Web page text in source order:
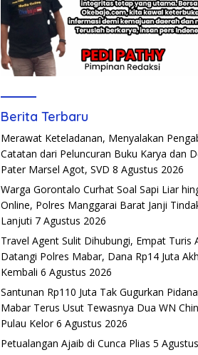
Berita Terbaru
Merawat Keteladanan, Menyalakan
Catatan dari Peluncuran Buku Karya dan
Pater Marsel Agot, SVD 8 Agustus 2026
Warga Gorontalo Curhat Soal Sapi Liar
Online, Polres Manggarai Barat Janji
Lanjuti 7 Agustus 2026
Travel Agent Sulit Dihubungi, Empat Turis
Datangi Polres Mabar, Dana Rp14 Juta
Kembali 6 Agustus 2026
Santunan Rp110 Juta Tak Gugurkan
Mabar Terus Usut Tewasnya Dua WN
Pulau Kelor 6 Agustus 2026
Petualangan Ajaib di Cunca Plias 5